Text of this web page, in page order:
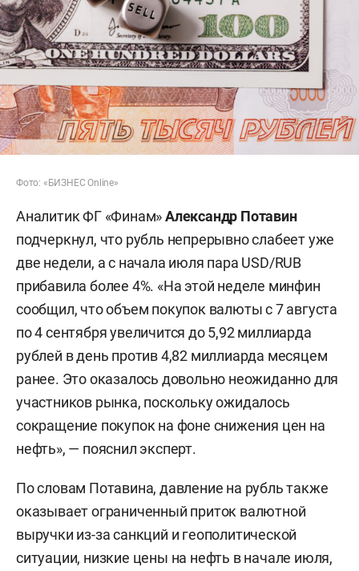
Фото: «БИЗНЕС Online»
Аналитик ФГ «Финам»Александр Потавин
подчеркнул, что рубль непрерывно слабеет уже
две недели, а с начала июля пара USD/RUB
прибавила более 4%. «На этой неделе минфин
сообщил, что объем покупок валюты с 7 августа
по 4 сентября увеличится до 5,92 миллиарда
рублей в день против 4,82 миллиарда месяцем
ранее. Это оказалось довольно неожиданно для
участников рынка, поскольку ожидалось
сокращение покупок на фоне снижения цен на
нефть», — пояснил эксперт.
По словам Потавина, давление на рубль также
оказывает ограниченный приток валютной
выручки из-за санкций и геополитической
ситуации, низкие цены на нефть в начале июля,